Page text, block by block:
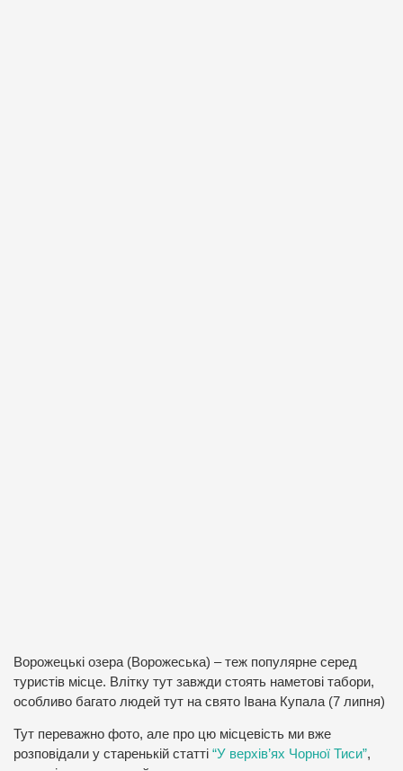
Ворожецькі озера (Ворожеська) – теж популярне серед
туристів місце. Влітку тут завжди стоять наметові табори,
особливо багато людей тут на свято Івана Купала (7 липня)
Тут переважно фото, але про цю місцевість ми вже
розповідали у старенькій статті “У верхів’ях Чорної Тиси”,